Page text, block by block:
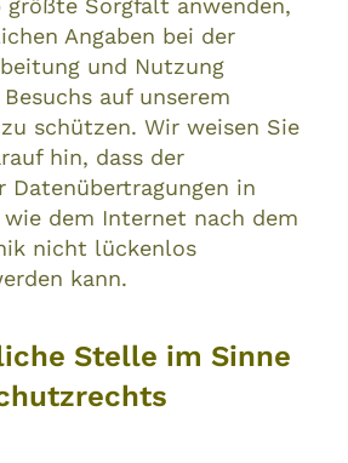
größte Sorgfalt anwenden,
Angaben bei der
und Nutzung
auf unserem
schützen. Wir weisen Sie
hin, dass der
Datenübertragungen in
dem Internet nach dem
nicht lückenlos
kann.
Stelle im Sinne